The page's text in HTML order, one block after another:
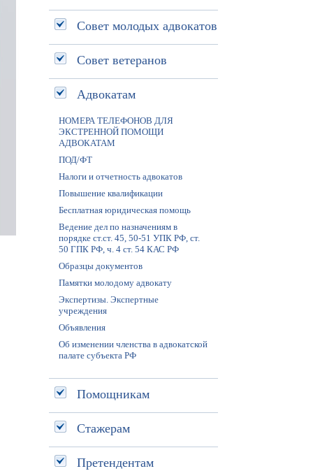
Совет молодых адвокатов
Совет ветеранов
Адвокатам
НОМЕРА ТЕЛЕФОНОВ ДЛЯ
ЭКСТРЕННОЙ ПОМОЩИ
АДВОКАТАМ
ПОД/ФТ
Налоги и отчетность адвокатов
Повышение квалификации
Бесплатная юридическая помощь
Ведение дел по назначениям в
порядке ст.ст. 45, 50-51 УПК РФ, ст.
50 ГПК РФ, ч. 4 ст. 54 КАС РФ
Образцы документов
Памятки молодому адвокату
Экспертизы. Экспертные
учреждения
Объявления
Об изменении членства в адвокатской
палате субъекта РФ
Помощникам
Стажерам
Претендентам